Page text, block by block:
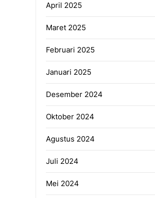
April 2025
Maret 2025
Februari 2025
Januari 2025
Desember 2024
Oktober 2024
Agustus 2024
Juli 2024
Mei 2024